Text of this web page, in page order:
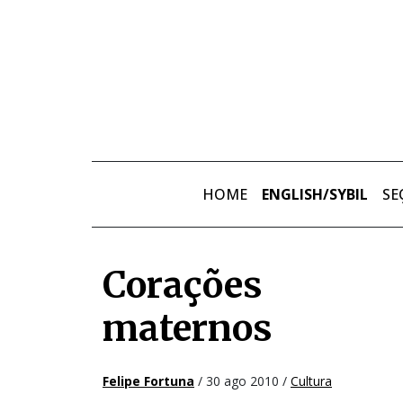
HOME ENGLISH/SYBIL
Corações
maternos
Felipe Fortuna / 30 ago 2010 / Cultura